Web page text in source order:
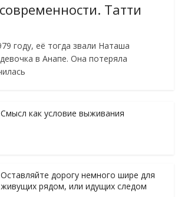
Татти
году, её тогда звали Наташа
в Анапе. Она потеряла
Смысл как условие выживания
Оставляйте дорогу немного шире для
живущих рядом, или идущих следом